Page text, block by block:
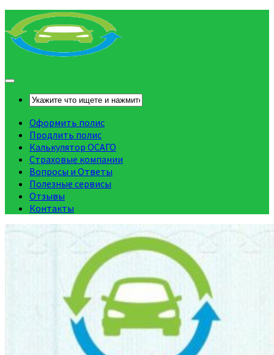
Оформить полис
Продлить полис
Калькулятор ОСАГО
Страховые компании
Вопросы и Ответы
Полезные сервисы
Отзывы
Контакты